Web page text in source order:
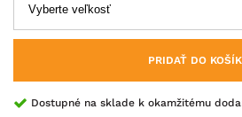
PRIDAŤ DO
Dostupné na sklade k okamžitému